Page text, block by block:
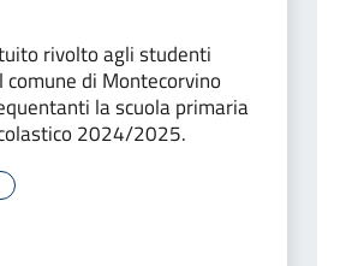
rivolto agli studenti
di Montecorvino
la scuola primaria
2024/2025.